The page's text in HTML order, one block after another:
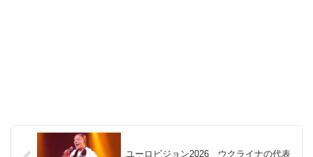
ユーロビジョン2026 ウクライナの代表